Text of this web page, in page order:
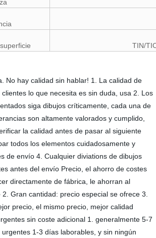
TIN/
No hay calidad sin hablar! 1. La calidad de
lo que necesita es sin duda, usa 2. Los
siga dibujos críticamente, cada una de
son altamente valorados y cumplido,
la calidad antes de pasar al siguiente
todos los elementos cuidadosamente y
de envío 4. Cualquier diviations de dibujos
antes del envío Precio, el ahorro de costes
directamente de fábrica, le ahorran al
Gran cantidad: precio especial se ofrece 3.
precio, el mismo precio, mejor calidad
sin coste adicional 1. generalmente 5-7
1-3 días laborables, y sin ningún